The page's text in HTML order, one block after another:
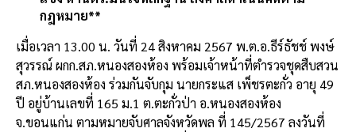
o
o
k
n
k
กฎหมาย**
เมื่อเวลา 13.00 น. วันที่ 24 สิงหาคม 2567 พ.ต.อ.ธีร์ธัชช์ พงษ์
สุวรรณ์ ผกก.สภ.หนองสองห้อง พร้อมเจ้าหน้าที่ตำรวจชุดสืบสวน
สภ.หนองสองห้อง ร่วมกันจับกุม นายกระแส เพ็ชรตะกั่ว อายุ 49
ปี อยู่บ้านเลขที่ 165 ม.1 ต.ตะกั่วป่า อ.หนองสองห้อง
จ.ขอนแก่น ตามหมายจับศาลจังหวัดพล ที่ 145/2567 ลงวันที่